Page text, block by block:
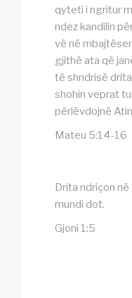
qyteti i ngritur
ndez kandilin
vë në
gjithë ata që
të shndrisë
shohin veprat
përlëvdojnë
Mateu 5:14-16
Drita ndriçon
mundi dot.
Gjoni 1:5